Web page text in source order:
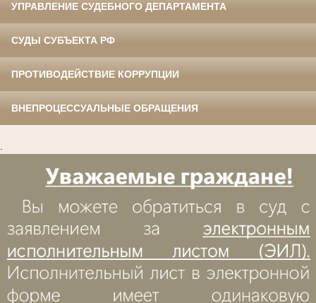
УПРАВЛЕНИЕ СУДЕБНОГО ДЕПАРТАМЕНТА
СУДЫ СУБЪЕКТА РФ
ПРОТИВОДЕЙСТВИЕ КОРРУПЦИИ
ВНЕПРОЦЕССУАЛЬНЫЕ ОБРАЩЕНИЯ